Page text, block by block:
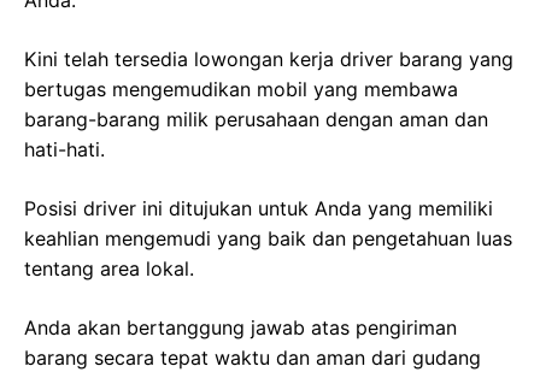
Kini telah tersedia lowongan kerja driver barang yang
bertugas mengemudikan mobil yang membawa
barang-barang milik perusahaan dengan aman dan
hati-hati.
Posisi driver ini ditujukan untuk Anda yang memiliki
keahlian mengemudi yang baik dan pengetahuan luas
tentang area lokal.
Anda akan bertanggung jawab atas pengiriman
barang secara tepat waktu dan aman dari gudang